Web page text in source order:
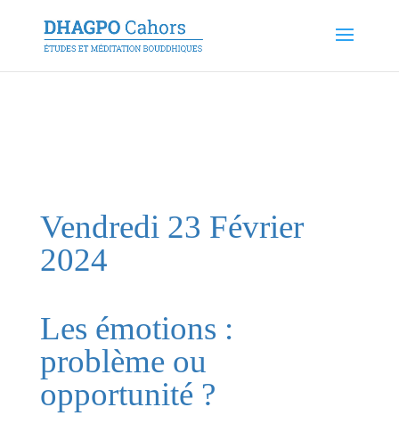
Vendredi 23 Février
2024
Les émotions :
problème ou
opportunité ?